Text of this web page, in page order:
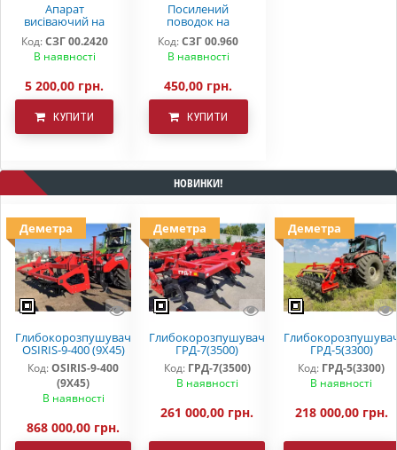
Апарат
висіваючий на
зернову сівалку
СЗ 3,6 СЗ 5,4 СЗП
СЗТ
Код:СЗГ 00.2420
В наявності
5 200,00 грн.
КУПИТИ
Посилений
поводок на
зернову сівалку
СЗ-3.6 СЗГ 00.960
(короткий)
Код: СЗГ 00.960
В наявності
450,00 грн.
КУПИТИ
НОВИНКИ!
Деметра
Глибокорозпушувач
OSIRIS-9-400 (9Х45)
Код:OSIRIS-9-400
(9Х45)
В наявності
868 000,00 грн.
Деметра
Глибокорозпушувач
ГРД-7(3500)
Код: ГРД-7(3500)
В наявності
261 000,00 грн.
Деметра
ГРД-5(3300)
Код: ГРД-5(3300)
В наявності
218 000,00 грн.